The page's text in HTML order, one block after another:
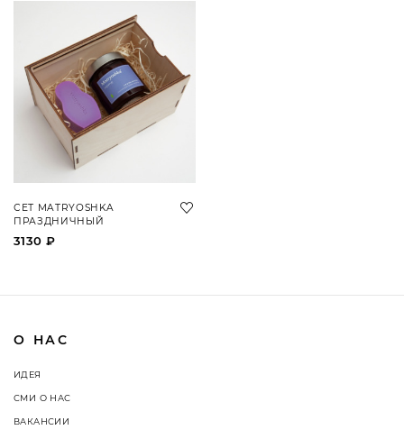
СЕТ MATRYOSHKA
ПРАЗДНИЧНЫЙ
3130 ₽
О НАС
ИДЕЯ
СМИ О НАС
ВАКАНСИИ